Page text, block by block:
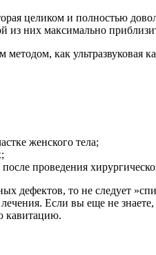
целиком и полностью
из них максимально
как ультразвуковая
женского тела;
проведения
то не следует
Если вы еще не
кавитацию.